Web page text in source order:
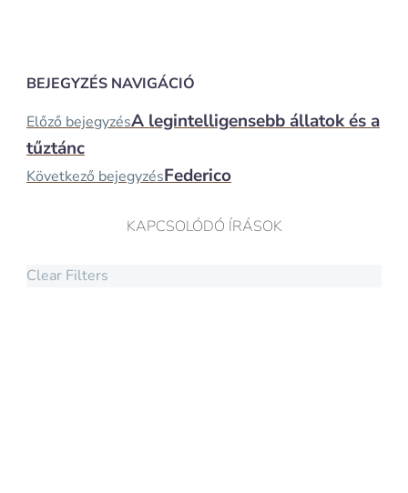
BEJEGYZÉS NAVIGÁCIÓ
Előző bejegyzésA legintelligensebb állatok és a
tűztánc
Következő bejegyzésFederico
KAPCSOLÓDÓ ÍRÁSOK
Clear Filters